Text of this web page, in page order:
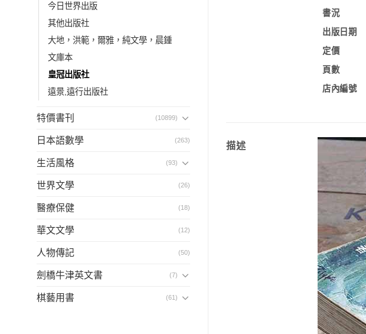
今日世界出版
其他出版社
大地，洪範，爾雅，純文學，晨鍾
文庫本
皇冠出版社
遠景,遠行出版社
特價書刊 (10899)
日本語數學 (263)
生活風格 (93)
世界文學 (26)
醫療保健 (18)
華文文學 (12)
人物傳記 (50)
劍橋牛津英文書 (7)
棋藝用書 (61)
書況
出版日期
定價
頁數
店內編號
描述